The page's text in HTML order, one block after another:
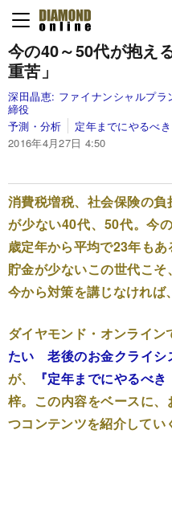
今の40～50代が抱え
重苦」
深田晶恵: ファイナンシャルプ
締役
予測・分析
定年までにやるべ
2016年4月27日 4:50
消費税増税、社会保険の
が少ない40代、50代。今
歳定年から平均で23年もあ
貯金が少ないこの世代こそ
今から対策を講じなければ
ダイヤモンド・オンライン
たい 老後のお金クライシ
が、
『定年までにやるべき
梓。この内容をベースに
つコンテンツを紹介してい